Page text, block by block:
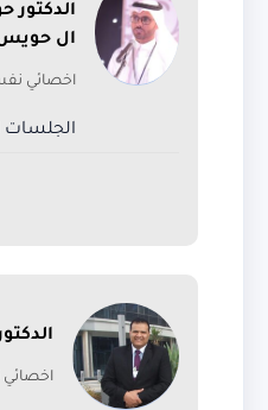
الدكتور
ال
اخصائي
الجلسات